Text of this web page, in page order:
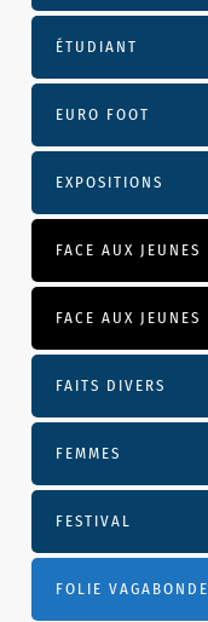
ÉTUDIANT
EURO FOOT
EXPOSITIONS
FACE AUX JEUNES
FACE AUX JEUNES
FAITS DIVERS
FEMMES
FESTIVAL
FOLIE VAGABONDE